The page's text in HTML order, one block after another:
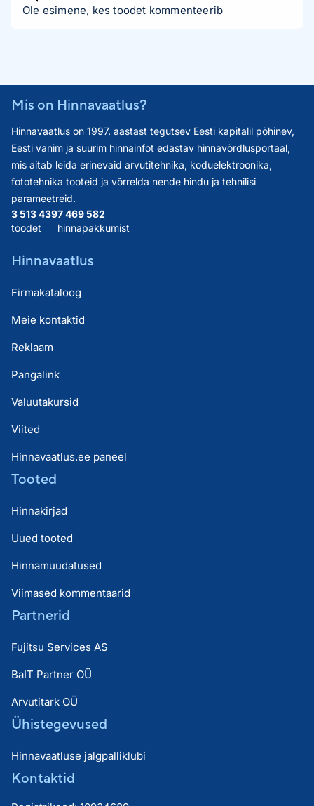
Ole esimene, kes toodet kommenteerib
Mis on Hinnavaatlus?
Hinnavaatlus on 1997. aastast tegutsev Eesti kapitalil põhinev,
Eesti vanim ja suurim hinnainfot edastav hinnavõrdlusportaal,
mis aitab leida erinevaid arvutitehnika, koduelektroonika,
fototehnika tooteid ja võrrelda nende hindu ja tehnilisi
parameetreid.
3 513 439
toodet
7 469 582
hinnapakkumist
Hinnavaatlus
Firmakataloog
Meie kontaktid
Reklaam
Pangalink
Valuutakursid
Viited
Hinnavaatlus.ee paneel
Tooted
Hinnakirjad
Uued tooted
Hinnamuudatused
Viimased kommentaarid
Partnerid
Fujitsu Services AS
BaIT Partner OÜ
Arvutitark OÜ
Ühistegevused
Hinnavaatluse jalgpalliklubi
Kontaktid